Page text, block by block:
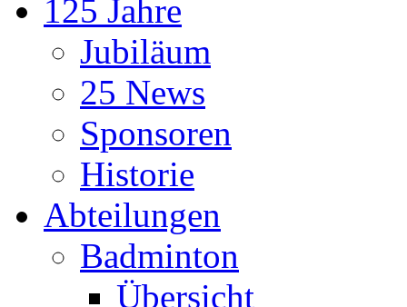
125 Jahre
Jubiläum
25 News
Sponsoren
Historie
Abteilungen
Badminton
Übersicht